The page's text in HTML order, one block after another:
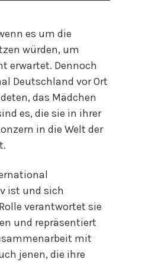
es um die
würden, um
erwartet. Dennoch
Deutschland vor Ort
das Mädchen
es, die sie in ihrer
in die Welt der
ist und sich
verantwortet sie
und repräsentiert
mit
jenen, die ihre